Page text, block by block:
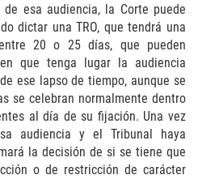
Involuntario
La Propiedad
Telefónicas, Eléctricas o
Públicos
Provocado
esa audiencia, la Corte puede
dictar una TRO, que tendrá una
20 o 25 días, que pueden
que tenga lugar la audiencia
ese lapso de tiempo, aunque se
se celebran normalmente dentro
al día de su fijación. Una vez
audiencia y el Tribunal haya
la decisión de si se tiene que
o de restricción de carácter